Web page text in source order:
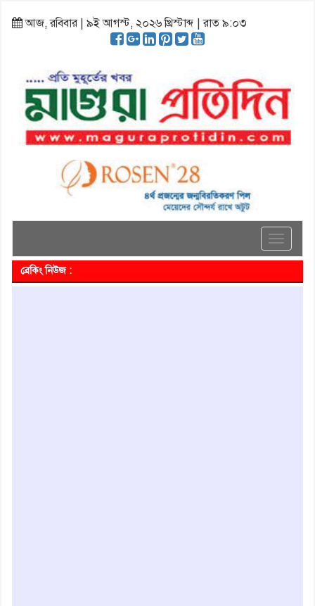
আজ, রবিবার | ৯ই আগস্ট, ২০২৬ খ্রিস্টাব্দ | রাত ৯:০৩
Toggle
ব্রেকিং নিউজ :